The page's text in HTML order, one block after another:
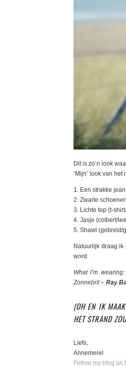
Dit is zo’n look
‘Mijn’ look van het
1. Een strakke
2. Zwarte
3. Lichte top (t-
4. Jasje (colbert/
5. Shawl (gebreid/
Natuurlijk draag ik
word.
What I’m
Zonnebril – Ray
(OH EN IK
HET STRAND
Liefs,
Annemerel
Follow my blog on